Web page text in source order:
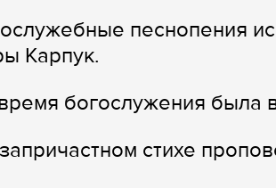
песнопения
Карпук.
богослужения была
стихе